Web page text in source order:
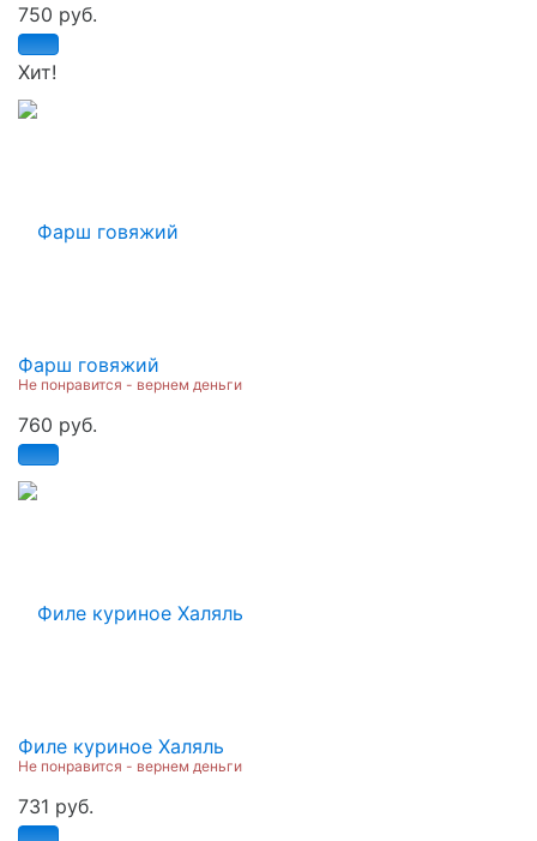
750 руб.
Хит!
Фарш говяжий
Не понравится - вернем деньги
760 руб.
Филе куриное Халяль
Не понравится - вернем деньги
731 руб.